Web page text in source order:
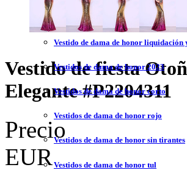
Vestidos de dama de honor
Vestido de dama de honor liquidación
Vestidos de dama de honor 2023
Vestidos de dama de honor corto
Vestidos de dama de honor rojo
Vestidos de dama de honor sin tirantes
Vestidos de dama de honor tul
Vestido de fiesta
Elegante#P2204311
Precio
EUR